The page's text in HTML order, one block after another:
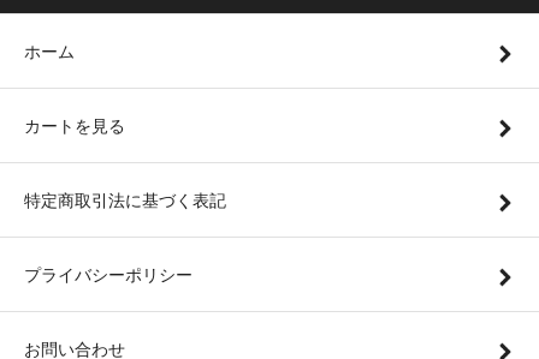
ホーム
カートを見る
特定商取引法に基づく表記
プライバシーポリシー
お問い合わせ